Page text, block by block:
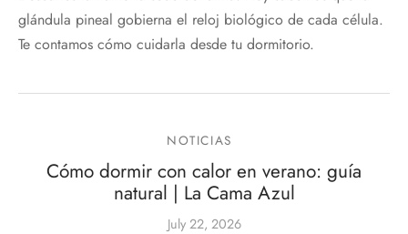
glándula pineal gobierna el reloj biológico de cada célula.
Te contamos cómo cuidarla desde tu dormitorio.
NOTICIAS
Cómo dormir con calor en verano: guía
natural | La Cama Azul
July 22, 2026